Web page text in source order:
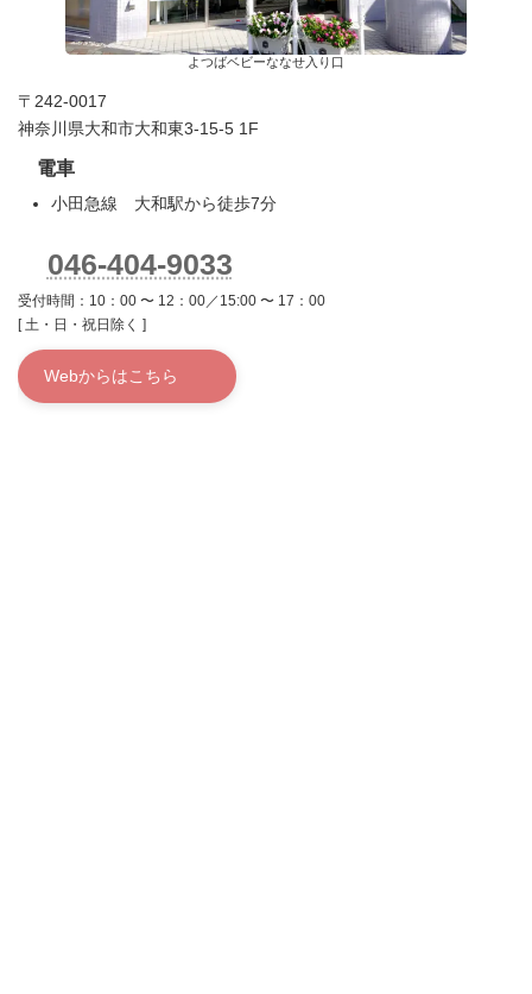
よつばベビーななせ入り口
〒242-0017
神奈川県大和市大和東3-15-5 1F
電車
小田急線 大和駅から徒歩7分
046-404-9033
受付時間：10：00 〜 12：00／15:00 〜 17：00
[ 土・日・祝日除く ]
Webからはこちら